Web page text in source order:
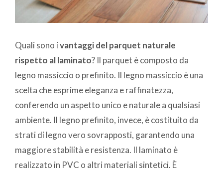
Quali sono ivantaggi del parquet naturale
rispetto al laminato? Il parquet è composto da
legno massiccio o prefinito. Il legno massiccio è una
scelta che esprime eleganza e raffinatezza,
conferendo un aspetto unico e naturale a qualsiasi
ambiente. Il legno prefinito, invece, è costituito da
strati di legno vero sovrapposti, garantendo una
maggiore stabilità e resistenza. Il laminato è
realizzato in PVC o altri materiali sintetici. È